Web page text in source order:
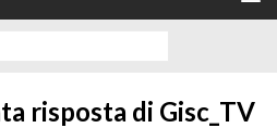
risposta di Gisc_TV